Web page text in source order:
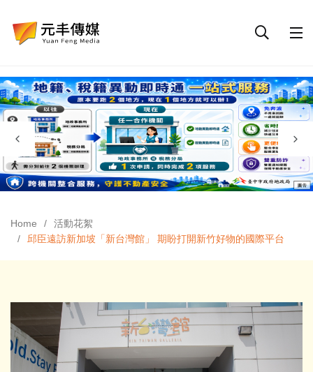
Home
活動花絮
邱臣遠訪新加坡「新台灣館」 期盼打開新竹好物的國際平台